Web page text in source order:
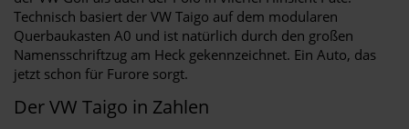
Technisch basiert der VW Taigo auf dem modularen
Querbaukasten A0 und ist natürlich durch den großen
Namensschriftzug am Heck gekennzeichnet. Ein Auto, das
jetzt schon für Furore sorgt.
Der VW Taigo in Zahlen